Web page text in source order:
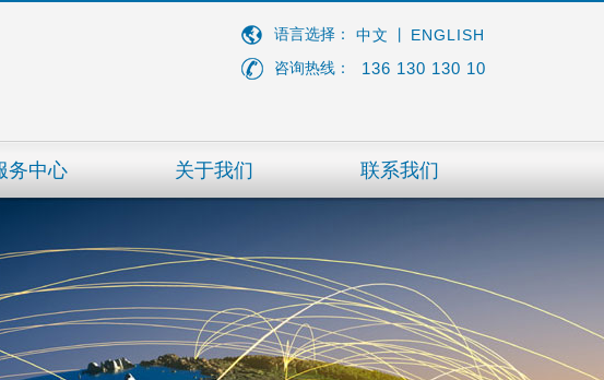
语言选择： 中文 ENGLISH
咨询热线： 136 130 130 10
务中心 关于我们 联系我们